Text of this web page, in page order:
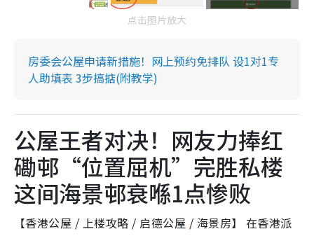
点击图片放大
房委会公屋申请新措施！网上预约免排队 设1对1专
人助填表 3步搞掂(附教学)
公屋王者对决！网友力捧红
磡邨“位置屈机”完胜私楼
这间海景邨衰喺1点惨败
【香港公屋 / 上楼攻略 / 启德公屋 / 海景房】 在香港派